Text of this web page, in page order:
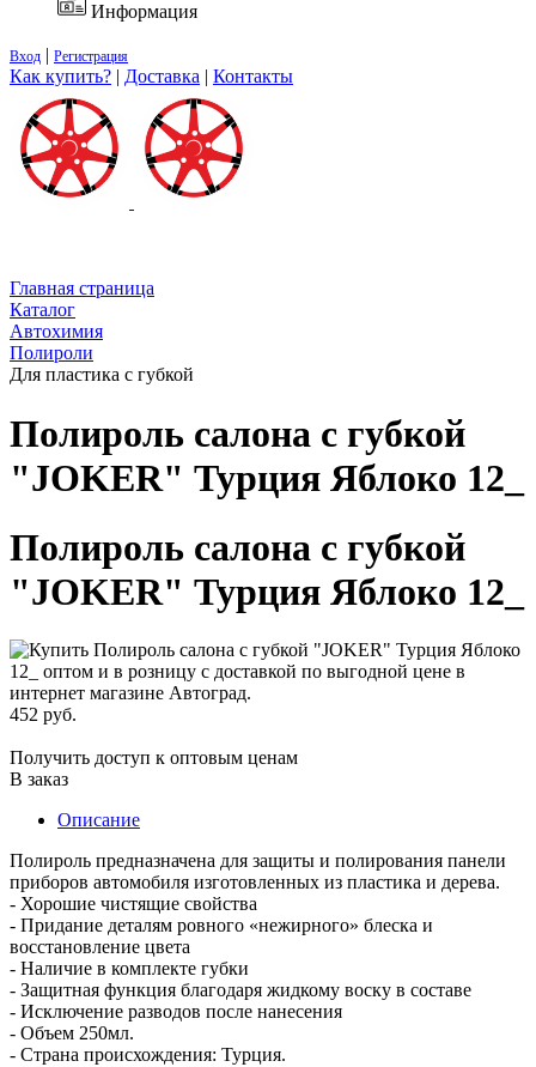
Информация
Вход | Регистрация
Как купить? | Доставка | Контакты
Главная страница
Каталог
Автохимия
Полироли
Для пластика с губкой
Полироль cалона с губкой
"JOKER" Турция Яблоко 12_
Полироль cалона с губкой
"JOKER" Турция Яблоко 12_
452 руб.
Получить доступ к оптовым ценам
В заказ
Описание
Полироль предназначена для защиты и полирования панели
приборов автомобиля изготовленных из пластика и дерева.
- Хорошие чистящие свойства
- Придание деталям ровного «нежирного» блеска и
восстановление цвета
- Наличие в комплекте губки
- Защитная функция благодаря жидкому воску в составе
- Исключение разводов после нанесения
- Объем 250мл.
- Страна происхождения: Турция.